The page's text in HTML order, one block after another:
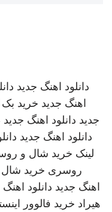
دانلود اهنگ جدید
اهنگ جدید خرید بک
جدید دانلود اهنگ جدید
دانلود اهنگ جدید
لینک خرید شال و
روسری خرید
اهنگ جدید دانلود
هیراد خرید فالوور